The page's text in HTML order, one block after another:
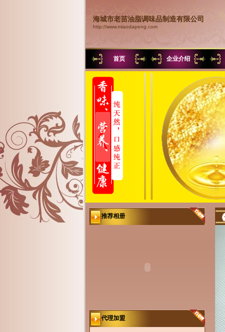
海城市老苗油脂调味品制造有限公司
http://www.miaodapeng.com
首页 企业介绍
推荐相册
代理加盟